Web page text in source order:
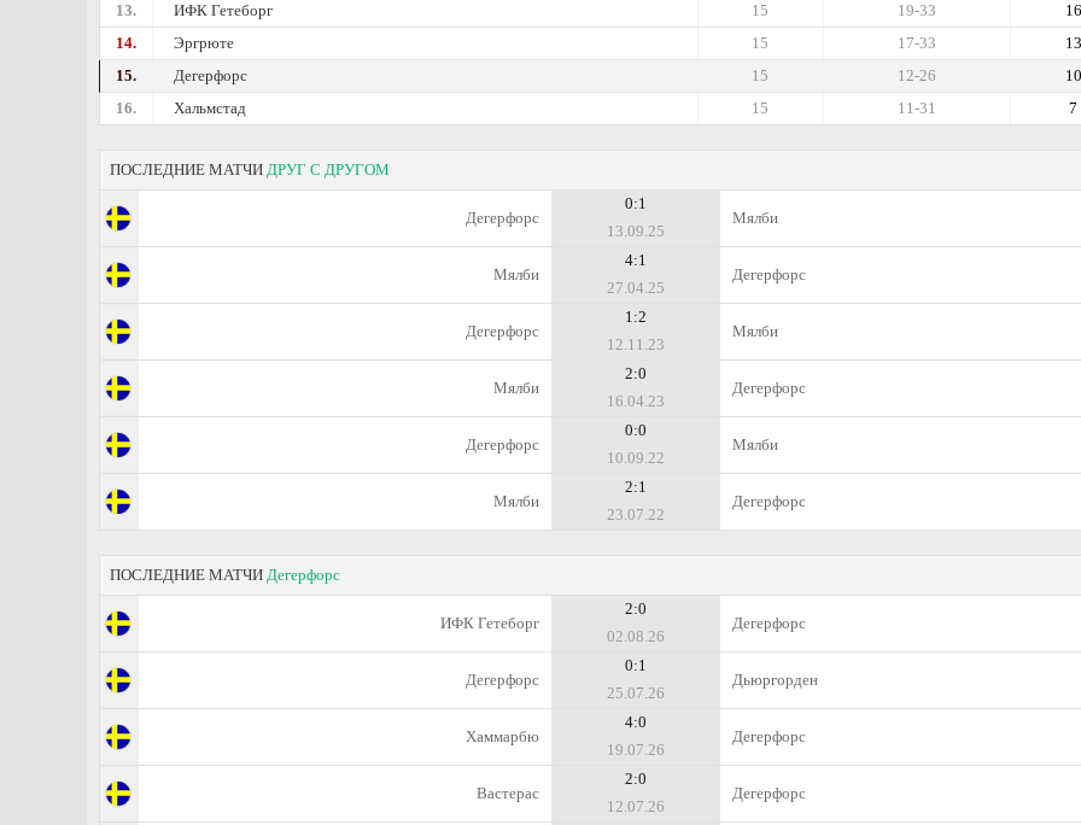
13.
ИФК Гетеборг 16
19-33
15
14.
Эргрюте 13
17-33
15
15.
Дегерфорс 10
12-26
15
16.
Хальмстад 7
11-31
15
ПОСЛЕДНИЕ МАТЧИ ДРУГ С ДРУГОМ
Дегерфорс
0:1
13.09.25
Мялби
Мялби
4:1
27.04.25
Дегерфорс
Дегерфорс
1:2
12.11.23
Мялби
Мялби
2:0
16.04.23
Дегерфорс
Дегерфорс
0:0
10.09.22
Мялби
Мялби
2:1
23.07.22
Дегерфорс
ПОСЛЕДНИЕ МАТЧИ Дегерфорс
ИФК Гетеборг
2:0
02.08.26
Дегерфорс
Дегерфорс
0:1
25.07.26
Дьюргорден
Хаммарбю
4:0
19.07.26
Дегерфорс
Вастерас
2:0
12.07.26
Дегерфорс